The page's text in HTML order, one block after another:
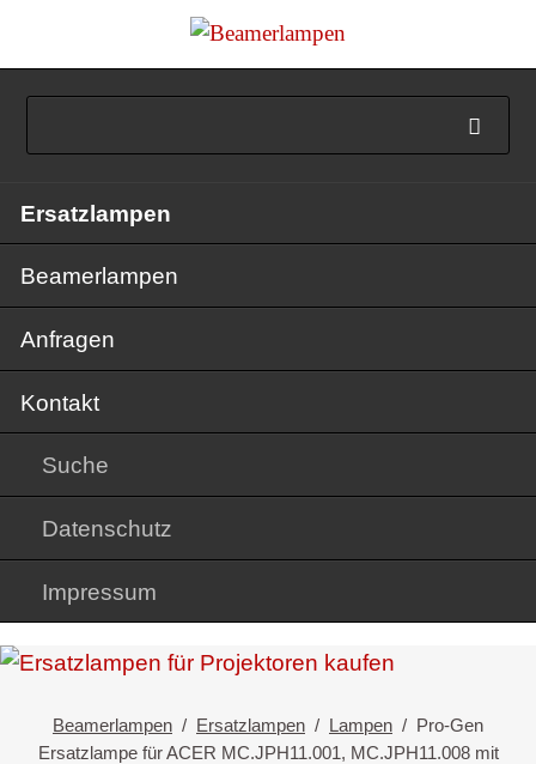
überspringen
Ersatzlampen
Beamerlampen
Anfragen
Kontakt
Suche
Datenschutz
Impressum
Beamerlampen Ersatzlampen Lampen
Pro-Gen
Ersatzlampe für ACER MC.JPH11.001, MC.JPH11.008 mit